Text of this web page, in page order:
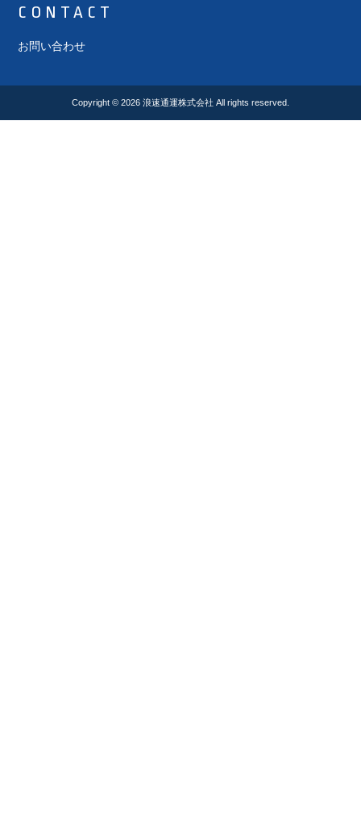
CONTACT
お問い合わせ
Copyright © 2026 浪速通運株式会社 All rights reserved.